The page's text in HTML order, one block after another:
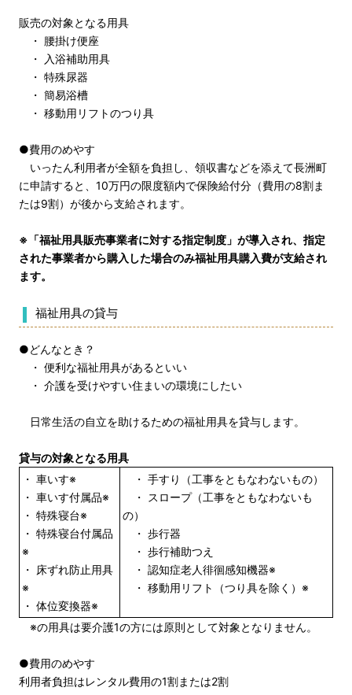
販売の対象となる用具
・ 腰掛け便座
・ 入浴補助用具
・ 特殊尿器
・ 簡易浴槽
・ 移動用リフトのつり具
●費用のめやす
いったん利用者が全額を負担し、領収書などを添えて長洲町
に申請すると、10万円の限度額内で保険給付分（費用の8割ま
たは9割）が後から支給されます。
※「福祉用具販売事業者に対する指定制度」が導入され、指定
された事業者から購入した場合のみ福祉用具購入費が支給され
ます。
福祉用具の貸与
●どんなとき？
・ 便利な福祉用具があるといい
・ 介護を受けやすい住まいの環境にしたい
日常生活の自立を助けるための福祉用具を貸与します。
貸与の対象となる用具
・ 車いす※
・ 車いす付属品※
・ 特殊寝台※
・ 特殊寝台付属品
※
・ 床ずれ防止用具
※
・ 体位変換器※
・ 手すり（工事をともなわないもの）
・ スロープ（工事をともなわないも
の）
・ 歩行器
・ 歩行補助つえ
・ 認知症老人徘徊感知機器※
・ 移動用リフト（つり具を除く）※
※の用具は要介護1の方には原則として対象となりません。
●費用のめやす
利用者負担はレンタル費用の1割または2割